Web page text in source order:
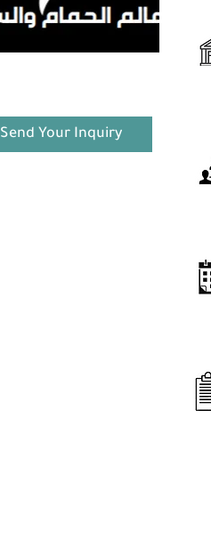
Send Your Inquiry